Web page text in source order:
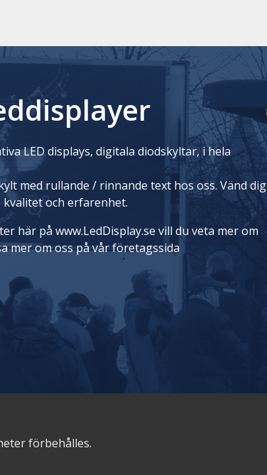
LED displays, digitala diodskyltar, i hela
med rullande / rinnande text hos oss. Vänd dig
och erfarenhet.
här på www.LedDisplay.se vill du veta mer om
mer om oss på vår företagssida
förbehålles.